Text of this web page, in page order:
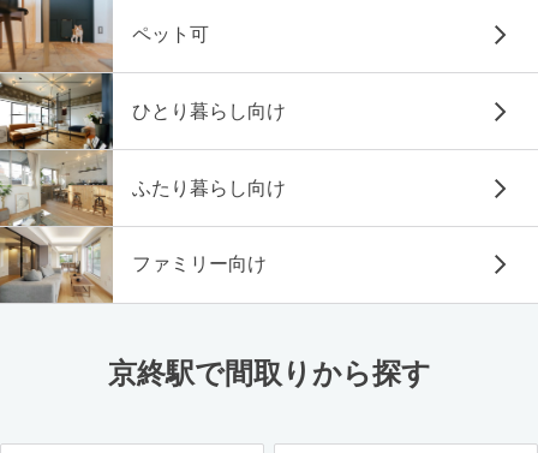
ペット可
ひとり暮らし向け
ふたり暮らし向け
ファミリー向け
京終駅で間取りから探す